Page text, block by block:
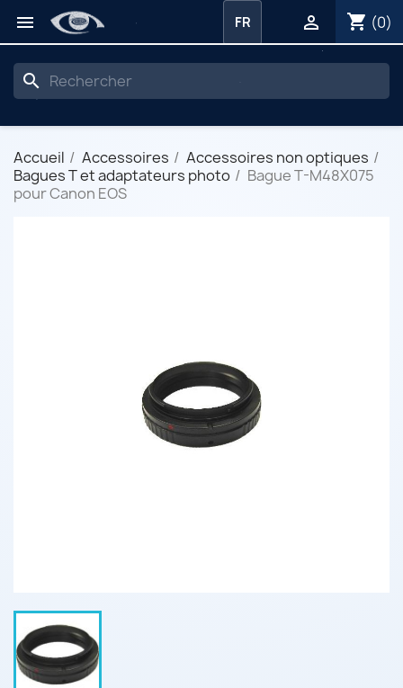
 shopping_cart (0)

FR
search
Accueil Accessoires
Accessoires non optiques
Bagues T et adaptateurs photo
Bague T-M48X075
pour Canon EOS